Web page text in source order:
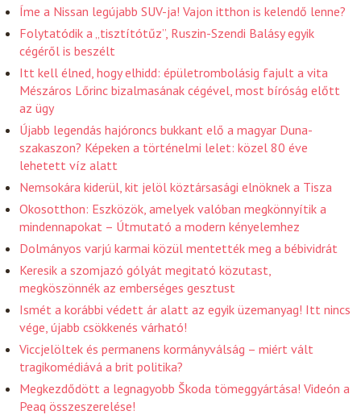
Íme a Nissan legújabb SUV-ja! Vajon itthon is kelendő lenne?
Folytatódik a „tisztítótűz”, Ruszin-Szendi Balásy egyik
cégéről is beszélt
Itt kell élned, hogy elhidd: épületrombolásig fajult a vita
Mészáros Lőrinc bizalmasának cégével, most bíróság előtt
az ügy
Újabb legendás hajóroncs bukkant elő a magyar Duna-
szakaszon? Képeken a történelmi lelet: közel 80 éve
lehetett víz alatt
Nemsokára kiderül, kit jelöl köztársasági elnöknek a Tisza
Okosotthon: Eszközök, amelyek valóban megkönnyítik a
mindennapokat – Útmutató a modern kényelemhez
Dolmányos varjú karmai közül mentették meg a bébividrát
Keresik a szomjazó gólyát megitató közutast,
megköszönnék az emberséges gesztust
Ismét a korábbi védett ár alatt az egyik üzemanyag! Itt nincs
vége, újabb csökkenés várható!
Viccjelöltek és permanens kormányválság – miért vált
tragikomédiává a brit politika?
Megkezdődött a legnagyobb Škoda tömeggyártása! Videón a
Peaq összeszerelése!